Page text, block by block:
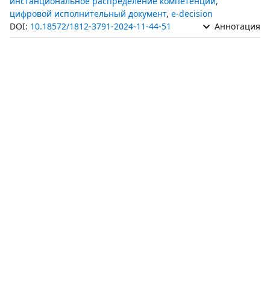
цифровой исполнительный документ, e-decision
DOI: 10.18572/1812-3791-2024-11-44-51 Аннотация